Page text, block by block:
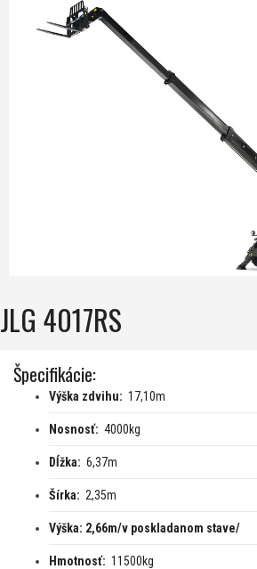
JLG 4017RS
Špecifikácie:
Výška zdvihu: 17,10m
Nosnosť: 4000kg
Dĺžka: 6,37m
Šírka: 2,35m
Výška: 2,66m/v poskladanom stave/
Hmotnosť: 11500kg